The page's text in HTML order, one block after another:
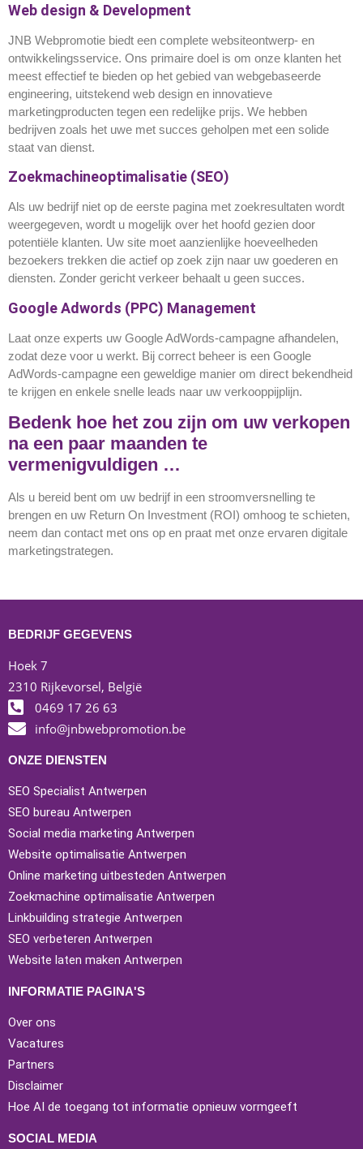
Web design & Development
JNB Webpromotie biedt een complete websiteontwerp- en
ontwikkelingsservice. Ons primaire doel is om onze klanten het
meest effectief te bieden op het gebied van webgebaseerde
engineering, uitstekend web design en innovatieve
marketingproducten tegen een redelijke prijs. We hebben
bedrijven zoals het uwe met succes geholpen met een solide
staat van dienst.
Zoekmachineoptimalisatie (SEO)
Als uw bedrijf niet op de eerste pagina met zoekresultaten wordt
weergegeven, wordt u mogelijk over het hoofd gezien door
potentiële klanten. Uw site moet aanzienlijke hoeveelheden
bezoekers trekken die actief op zoek zijn naar uw goederen en
diensten. Zonder gericht verkeer behaalt u geen succes.
Google Adwords (PPC) Management
Laat onze experts uw Google AdWords-campagne afhandelen,
zodat deze voor u werkt. Bij correct beheer is een Google
AdWords-campagne een geweldige manier om direct bekendheid
te krijgen en enkele snelle leads naar uw verkooppijplijn.
Bedenk hoe het zou zijn om uw verkopen
na een paar maanden te
vermenigvuldigen …
Als u bereid bent om uw bedrijf in een stroomversnelling te
brengen en uw Return On Investment (ROI) omhoog te schieten,
neem dan contact met ons op en praat met onze ervaren digitale
marketingstrategen.
BEDRIJF GEGEVENS
Hoek 7
2310 Rijkevorsel, België
0469 17 26 63
info@jnbwebpromotion.be
ONZE DIENSTEN
SEO Specialist Antwerpen
SEO bureau Antwerpen
Social media marketing Antwerpen
Website optimalisatie Antwerpen
Online marketing uitbesteden Antwerpen
Zoekmachine optimalisatie Antwerpen
Linkbuilding strategie Antwerpen
SEO verbeteren Antwerpen
Website laten maken Antwerpen
INFORMATIE PAGINA'S
Over ons
Vacatures
Partners
Disclaimer
Hoe AI de toegang tot informatie opnieuw vormgeeft
SOCIAL MEDIA